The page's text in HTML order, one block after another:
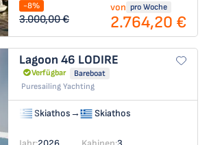
-8%
3.000,00 €
von pro Woche
2.764,20 €
Lagoon 46 LODIRE
Verfügbar
Bareboat
Puresailing Yachting
Skiathos→ Skiathos